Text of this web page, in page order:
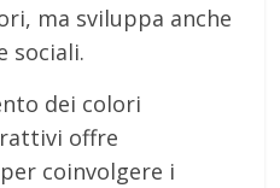
ma sviluppa anche
sociali.
dei colori
offre
coinvolgere i